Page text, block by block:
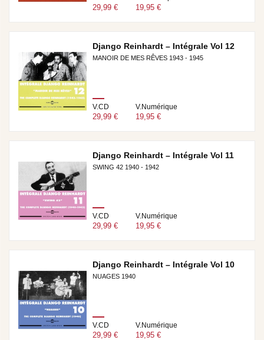
29,99 € 19,95 €
Django Reinhardt – Intégrale Vol 12
MANOIR DE MES RÊVES 1943 - 1945
V.CD
29,99 €
V.Numérique
19,95 €
Django Reinhardt – Intégrale Vol 11
SWING 42 1940 - 1942
V.CD
29,99 €
V.Numérique
19,95 €
Django Reinhardt – Intégrale Vol 10
NUAGES 1940
V.CD
29,99 €
V.Numérique
19,95 €